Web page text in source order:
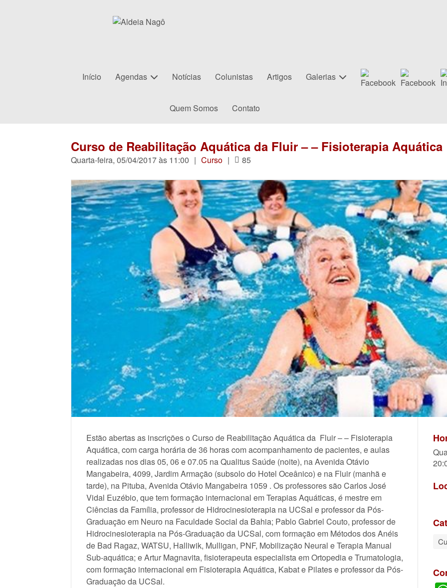
Início Agendas Notícias Colunistas Artigos Galerias
Quem Somos Contato
Curso de Reabilitação Aquática da Fluir – – Fisioterapia Aquática
Quarta-feira, 05/04/2017 às 11:00 | Curso | 85
Estão abertas as inscrições o Curso de Reabilitação Aquática da Fluir – – Fisioterapia
Aquática, com carga horária de 36 horas com acompanhamento de pacientes, e aulas
realizadas nos dias 05, 06 e 07.05 na Qualitus Saúde (noite), na Avenida Otávio
Mangabeira, 4099, Jardim Armação (subsolo do Hotel Oceânico) e na Fluir (manhã e
tarde), na Pituba, Avenida Otávio Mangabeira 1059 . Os professores são Carlos José
Vidal Euzébio, que tem formação internacional em Terapias Aquáticas, é mestre em
Ciências da Família, professor de Hidrocinesioterapia na UCSal e professor da Pós-
Graduação em Neuro na Faculdade Social da Bahia; Pablo Gabriel Couto, professor de
Hidrocinesioterapia na Pós-Graduação da UCSal, com formação em Métodos dos Anéis
de Bad Ragaz, WATSU, Halliwik, Mulligan, PNF, Mobilização Neural e Terapia Manual
Sub-aquática; e Artur Magnavita, fisioterapeuta especialista em Ortopedia e Trumatologia,
com formação internacional em Fisioterapia Aquática, Kabat e Pilates e professor da Pós-
Graduação da UCSal.